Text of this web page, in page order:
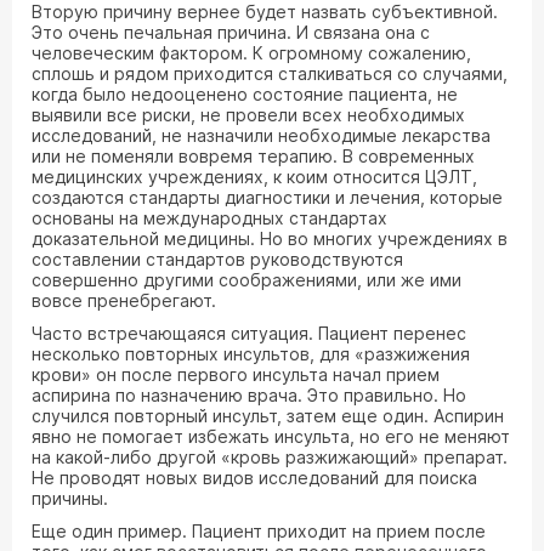
Вторую причину вернее будет назвать субъективной.
Это очень печальная причина. И связана она с
человеческим фактором. К огромному сожалению,
сплошь и рядом приходится сталкиваться со случаями,
когда было недооценено состояние пациента, не
выявили все риски, не провели всех необходимых
исследований, не назначили необходимые лекарства
или не поменяли вовремя терапию. В современных
медицинских учреждениях, к коим относится ЦЭЛТ,
создаются стандарты диагностики и лечения, которые
основаны на международных стандартах
доказательной медицины. Но во многих учреждениях в
составлении стандартов руководствуются
совершенно другими соображениями, или же ими
вовсе пренебрегают.
Часто встречающаяся ситуация. Пациент перенес
несколько повторных инсультов, для «разжижения
крови» он после первого инсульта начал прием
аспирина по назначению врача. Это правильно. Но
случился повторный инсульт, затем еще один. Аспирин
явно не помогает избежать инсульта, но его не меняют
на какой-либо другой «кровь разжижающий» препарат.
Не проводят новых видов исследований для поиска
причины.
Еще один пример. Пациент приходит на прием после